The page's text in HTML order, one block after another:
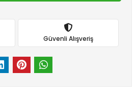
Güvenli Alışveriş